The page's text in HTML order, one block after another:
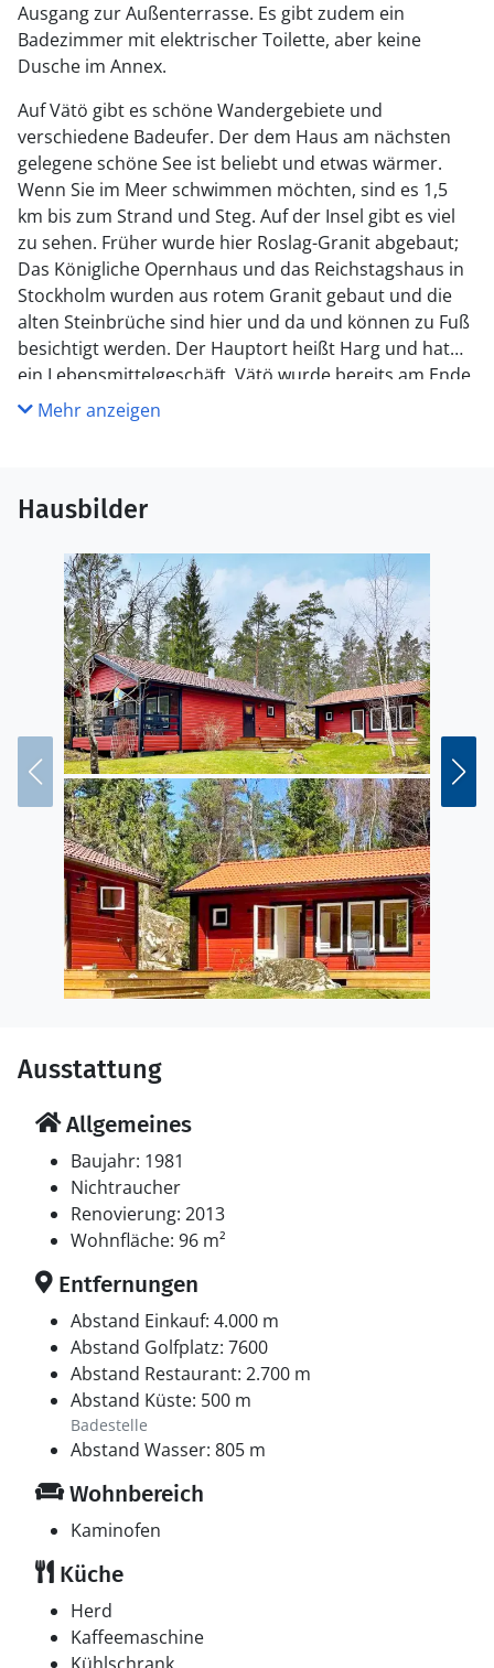
Ausgang zur Außenterrasse. Es gibt zudem ein
Badezimmer mit elektrischer Toilette, aber keine
Dusche im Annex.
Auf Vätö gibt es schöne Wandergebiete und
verschiedene Badeufer. Der dem Haus am nächsten
gelegene schöne See ist beliebt und etwas wärmer.
Wenn Sie im Meer schwimmen möchten, sind es 1,5
km bis zum Strand und Steg. Auf der Insel gibt es viel
zu sehen. Früher wurde hier Roslag-Granit abgebaut;
Das Königliche Opernhaus und das Reichstagshaus in
Stockholm wurden aus rotem Granit gebaut und die
alten Steinbrüche sind hier und da und können zu Fuß
besichtigt werden. Der Hauptort heißt Harg und hat
ein Lebensmittelgeschäft. Vätö wurde bereits am Ende
der Eisenzeit erbaut und es sind noch Spuren auf der
Insel zu sehen. Es gibt einen Bus in die schöne
wert ist.
Mehr anzeigen
Hausbilder
Ausstattung
Allgemeines
Baujahr: 1981
Nichtraucher
Renovierung: 2013
Wohnfläche: 96 m²
Entfernungen
Abstand Einkauf: 4.000 m
Abstand Golfplatz: 7600
Abstand Restaurant: 2.700 m
Abstand Küste: 500 m
Badestelle
Abstand Wasser: 805 m
Wohnbereich
Kaminofen
Küche
Herd
Kaffeemaschine